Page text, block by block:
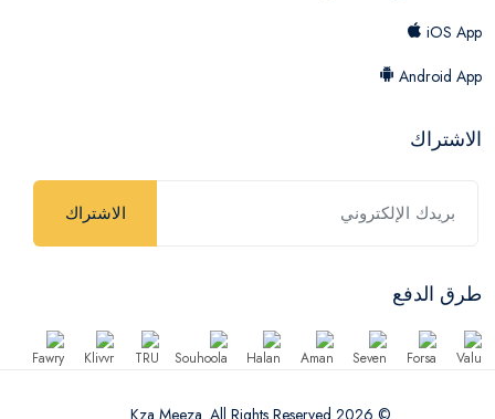
iOS App
Android App
الاشتراك
الاشتراك
طرق الدفع
© 2026 Kza Meeza. All Rights Reserved